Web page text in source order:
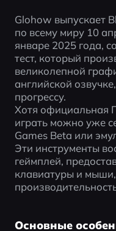
Glohow выпускает
по всему миру 10
январе 2025 года,
тест, который
великолепной
английской
прогрессу.
Хотя официальная
играть можно уже
Games Beta или
Эти инструменты
геймплей,
клавиатуры и
Основные